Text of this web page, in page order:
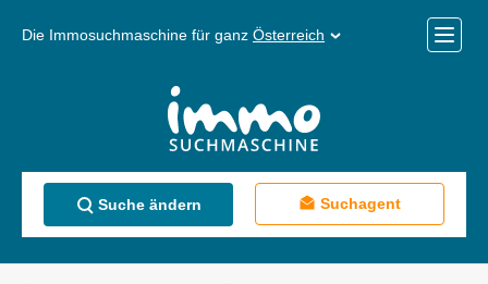
Die Immosuchmaschine für ganz Österreich
Menü
Suche ändern Suchagent